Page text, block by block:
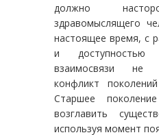
должно
здравомыслящего
настоящее время, с
и доступностью
взаимосвязи не
конфликт
Старшее
возглавить
используя момент